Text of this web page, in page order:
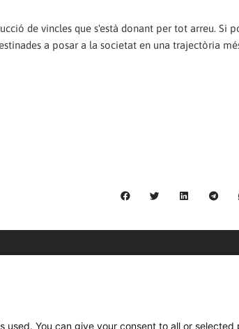
de vincles que s'està donant per tot arreu. Si
a posar a la societat en una trajectòria
You can give your consent to all or selected